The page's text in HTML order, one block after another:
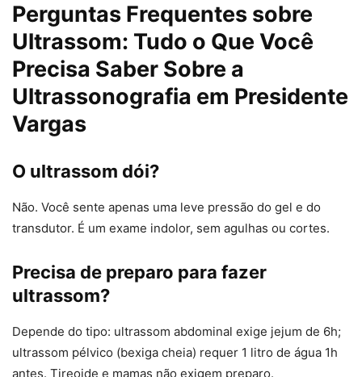
Perguntas Frequentes sobre
Ultrassom: Tudo o Que Você
Precisa Saber Sobre a
Ultrassonografia em Presidente
Vargas
O ultrassom dói?
Não. Você sente apenas uma leve pressão do gel e do
transdutor. É um exame indolor, sem agulhas ou cortes.
Precisa de preparo para fazer
ultrassom?
Depende do tipo: ultrassom abdominal exige jejum de 6h;
ultrassom pélvico (bexiga cheia) requer 1 litro de água 1h
antes. Tireoide e mamas não exigem preparo.